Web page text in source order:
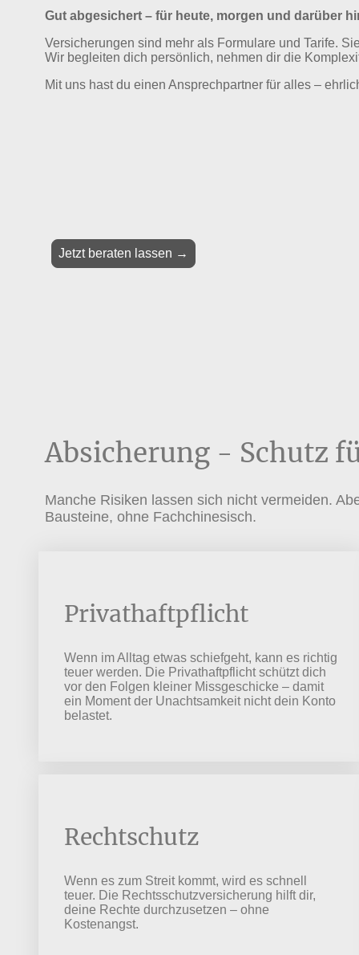
Gut abgesichert – für heute, morgen und darüber
Versicherungen sind mehr als Formulare und Tarife.
Wir begleiten dich persönlich, nehmen dir die
Mit uns hast du einen Ansprechpartner für alles –
Jetzt beraten lassen →
Absicherung - Schutz
Manche Risiken lassen sich nicht vermeiden.
Bausteine, ohne Fachchinesisch.
Privathaftpflicht
Wenn im Alltag etwas schiefgeht, kann es richtig
teuer werden. Die Privathaftpflicht schützt dich
vor den Folgen kleiner Missgeschicke – damit
ein Moment der Unachtsamkeit nicht dein Konto
belastet.
Rechtschutz
Wenn es zum Streit kommt, wird es schnell
teuer. Die Rechtsschutzversicherung hilft dir,
deine Rechte durchzusetzen – ohne
Kostenangst.